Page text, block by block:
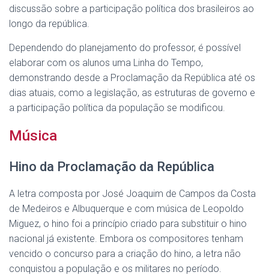
discussão sobre a participação política dos brasileiros ao
longo da república.
Dependendo do planejamento do professor, é possível
elaborar com os alunos uma Linha do Tempo,
demonstrando desde a Proclamação da República até os
dias atuais, como a legislação, as estruturas de governo e
a participação política da população se modificou.
Música
Hino da Proclamação da República
A letra composta por José Joaquim de Campos da Costa
de Medeiros e Albuquerque e com música de Leopoldo
Miguez, o hino foi a princípio criado para substituir o hino
nacional já existente. Embora os compositores tenham
vencido o concurso para a criação do hino, a letra não
conquistou a população e os militares no período.